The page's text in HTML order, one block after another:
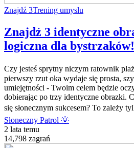
Znajdź 3Trening umysłu
Znajdź 3 identyczne
logiczna dla
Czy jesteś sprytny niczym ratownik
pierwszy rzut oka wydaje się prosta,
umiejętności - Twoim celem będzie
dobierając po trzy identyczne obrazki.
się słonecznym sukcesem? To
Słoneczny Patrol 🌞
2 lata temu
14,798 zagrań